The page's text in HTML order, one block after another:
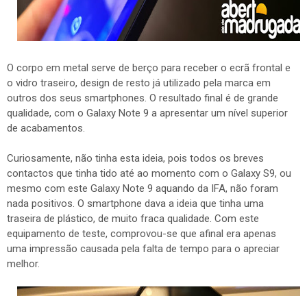
O corpo em metal serve de berço para receber o ecrã frontal e
o vidro traseiro, design de resto já utilizado pela marca em
outros dos seus smartphones. O resultado final é de grande
qualidade, com o Galaxy Note 9 a apresentar um nível superior
de acabamentos.
Curiosamente, não tinha esta ideia, pois todos os breves
contactos que tinha tido até ao momento com o Galaxy S9, ou
mesmo com este Galaxy Note 9 aquando da IFA, não foram
nada positivos. O smartphone dava a ideia que tinha uma
traseira de plástico, de muito fraca qualidade. Com este
equipamento de teste, comprovou-se que afinal era apenas
uma impressão causada pela falta de tempo para o apreciar
melhor.